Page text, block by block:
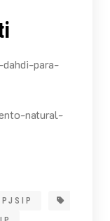
para-
natural-
PJSIP